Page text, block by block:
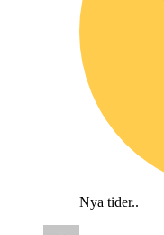
Nya tider..